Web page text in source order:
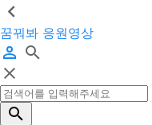
꿈꿔봐 응원영상